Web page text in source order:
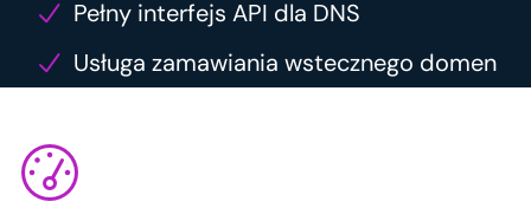
Pełny interfejs API dla DNS
Usługa zamawiania wstecznego domen